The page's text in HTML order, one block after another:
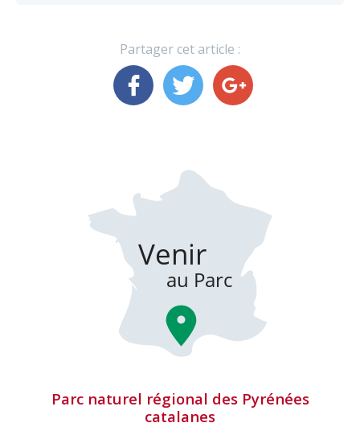
Partager cet article :
Parc naturel régional des Pyrénées
catalanes